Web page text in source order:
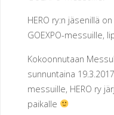
EN
R
HE
HERO ry:n jäsenillä
GOEXPO-messuille,
Kokoonnutaan
sunnuntaina
messuille, HERO ry
paikalle